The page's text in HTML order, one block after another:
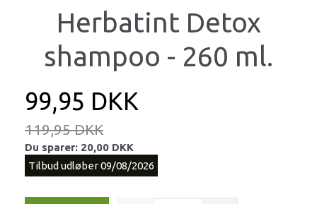
Herbatint Detox
shampoo - 260 ml.
99,95 DKK
119,95 DKK
Du sparer: 20,00 DKK
Tilbud udløber 09/08/2026